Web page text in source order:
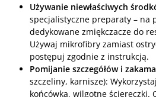
Używanie niewłaściwych
specjalistyczne preparaty – na
dedykowane zmiękczacze do
Używaj mikrofibry zamiast
postępuj zgodnie z instrukcją.
Pomijanie szczegółów i
szczeliny, karnisze):
końcówką, wilgotne ściereczki.